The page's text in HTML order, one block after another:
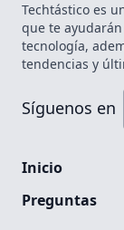
Techtástico es
que te
tecnología,
tendencias y
Síguenos en
Inicio
Preguntas